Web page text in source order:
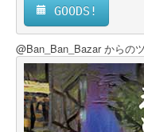
GOODS!
@Ban_Ban_Bazar からの